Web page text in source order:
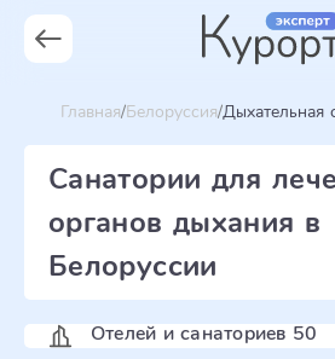
Главная Белоруссия Дыхательная
Санатории для
органов дыхания в
Белоруссии
Отелей и санаториев 50